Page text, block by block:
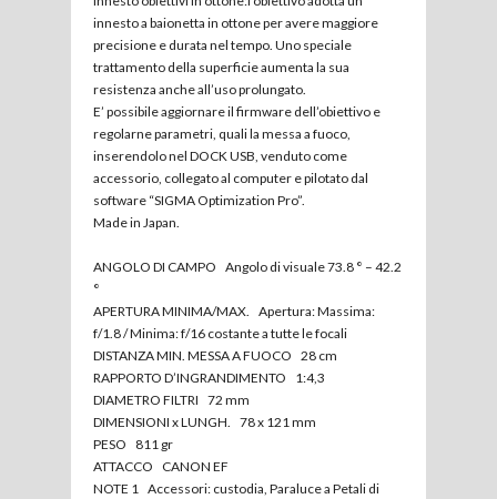
innesto a baionetta in ottone per avere maggiore
precisione e durata nel tempo. Uno speciale
trattamento della superficie aumenta la sua
resistenza anche all’uso prolungato.
E’ possibile aggiornare il firmware dell’obiettivo e
regolarne parametri, quali la messa a fuoco,
inserendolo nel DOCK USB, venduto come
accessorio, collegato al computer e pilotato dal
software “SIGMA Optimization Pro”.
Made in Japan.
ANGOLO DI CAMPO Angolo di visuale 73.8 ° – 42.2
°
APERTURA MINIMA/MAX. Apertura: Massima:
f/1.8 / Minima: f/16 costante a tutte le focali
DISTANZA MIN. MESSA A FUOCO 28 cm
RAPPORTO D’INGRANDIMENTO 1:4,3
DIAMETRO FILTRI 72 mm
DIMENSIONI x LUNGH. 78 x 121 mm
PESO 811 gr
ATTACCO CANON EF
NOTE 1 Accessori: custodia, Paraluce a Petali di